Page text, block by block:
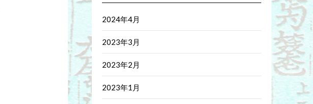
2024年4月
2023年3月
2023年2月
2023年1月